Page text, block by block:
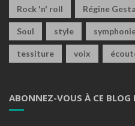
Rock 'n' roll Régine Gesta
Soul style
tessiture voix
ABONNEZ-VOUS À CE BLOG